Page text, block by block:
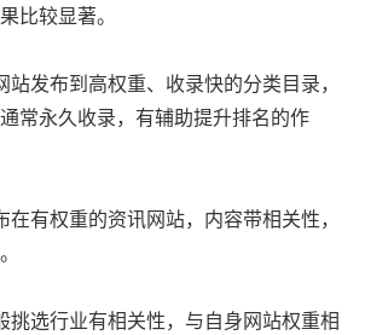
比较显著。
发布到高权重、收录快的分类目录，
常永久收录，有辅助提升排名的作
有权重的资讯网站，内容带相关性，
挑选行业有相关性，与自身网站权重相